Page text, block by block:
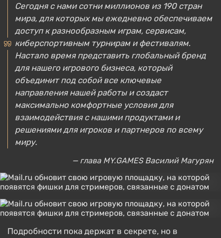
Сегодня с нами сотни миллионов из 190 стран
мира, для которых мы ежедневно обеспечиваем
доступ к разнообразным играм, сервисам,
киберспортивным турнирам и фестивалям.
Настало время представить глобальный бренд
для нашего игрового бизнеса, который
объединит под собой все ключевые
направления нашей работы и создаст
максимально комфортные условия для
взаимодействия с нашими продуктами и
решениями для игроков и партнеров по всему
миру.
— глава MY.GAMES Василий Магурян
Подробности пока держат в секрете, но в